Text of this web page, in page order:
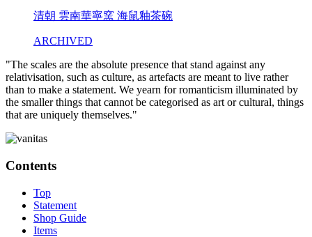
清朝 雲南華寧窯 海鼠釉茶碗
ARCHIVED
"The scales are the absolute presence that stand against any
relativisation, such as culture, as artefacts are meant to live rather
than to make a statement. We yearn for romanticism illuminated by
the smaller things that cannot be categorised as art or cultural, things
that are uniquely themselves."
Contents
Top
Statement
Shop Guide
Items